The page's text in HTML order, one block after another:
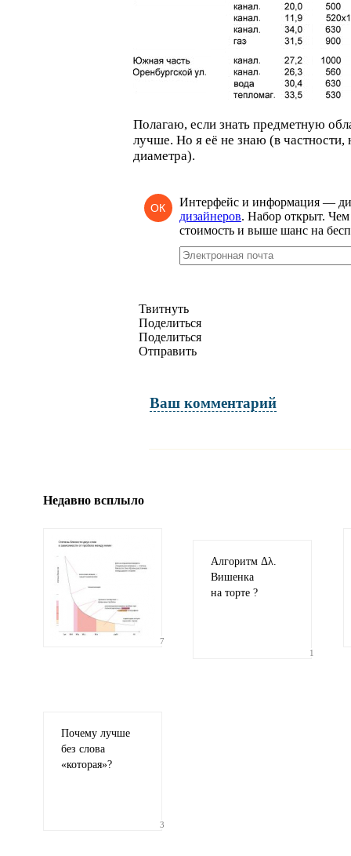
Полагаю, если знать предметную
лучше. Но я её не знаю (в
диаметра).
ОК
Интерфейс и информация —
дизайнеров. Набор открыт.
стоимость и выше шанс на
Твитнуть
Поделиться
Поделиться
Отправить
Ваш комментарий
Электронная
гиф или джипег шириной не более 700 пикселей
Недавно всплыло
7
Алгоритм Δλ.
Вишенка
на торте ?
1
Почему лучше
без слова
«которая»?
3